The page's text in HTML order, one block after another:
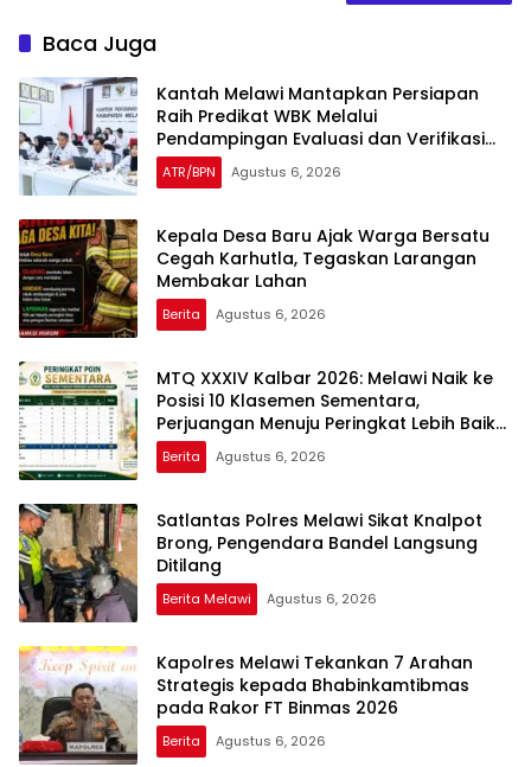
Baca Juga
Kantah Melawi Mantapkan Persiapan
Raih Predikat WBK Melalui
Pendampingan Evaluasi dan Verifikasi
Lapangan
ATR/BPN Agustus 6, 2026
Kepala Desa Baru Ajak Warga Bersatu
Cegah Karhutla, Tegaskan Larangan
Membakar Lahan
Berita Agustus 6, 2026
MTQ XXXIV Kalbar 2026: Melawi Naik ke
Posisi 10 Klasemen Sementara,
Perjuangan Menuju Peringkat Lebih Baik
Berlanjut
Berita Agustus 6, 2026
Satlantas Polres Melawi Sikat Knalpot
Brong, Pengendara Bandel Langsung
Ditilang
Berita Melawi Agustus 6, 2026
Kapolres Melawi Tekankan 7 Arahan
Strategis kepada Bhabinkamtibmas
pada Rakor FT Binmas 2026
Berita Agustus 6, 2026